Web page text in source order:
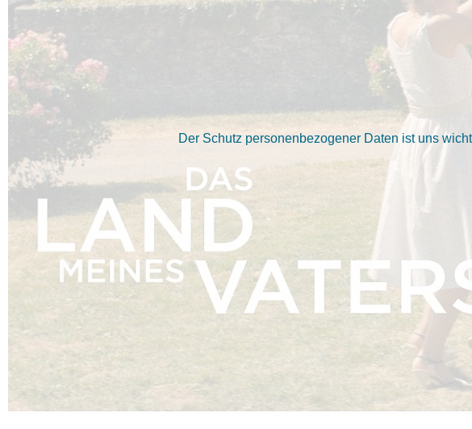
Der Schutz personenbezogener Daten ist uns